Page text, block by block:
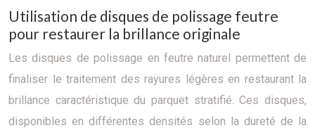
Utilisation de disques de polissage feutre
pour restaurer la brillance originale
Les disques de polissage en feutre naturel permettent de
finaliser le traitement des rayures légères en restaurant la
brillance caractéristique du parquet stratifié. Ces disques,
disponibles en différentes densités selon la dureté de la